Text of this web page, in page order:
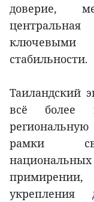
доверие,
ключевыми
стабильности.
Таиландский
всё более
рамки
укрепления